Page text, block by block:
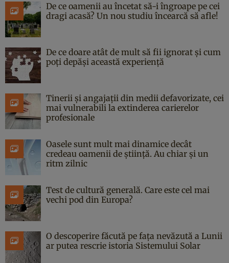
De ce oamenii au încetat să-i îngroape pe cei
dragi acasă? Un nou studiu încearcă să afle!
De ce doare atât de mult să fii ignorat și cum
poți depăși această experiență
Tinerii și angajații din medii defavorizate, cei
mai vulnerabili la extinderea carierelor
profesionale
Oasele sunt mult mai dinamice decât
credeau oamenii de știință. Au chiar și un
ritm zilnic
Test de cultură generală. Care este cel mai
vechi pod din Europa?
O descoperire făcută pe fața nevăzută a Lunii
ar putea rescrie istoria Sistemului Solar